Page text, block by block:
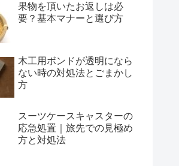
果物を頂いたお返しは必
要？基本マナーと選び方
木工用ボンドが透明になら
ない時の対処法とごまかし
方
スーツケースキャスターの
応急処置｜旅先での見極め
方と対処法